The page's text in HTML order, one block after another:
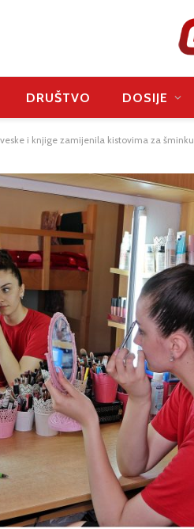
DRUŠTVO DOSIJE
i knjige zamijenila kistovima za šminku